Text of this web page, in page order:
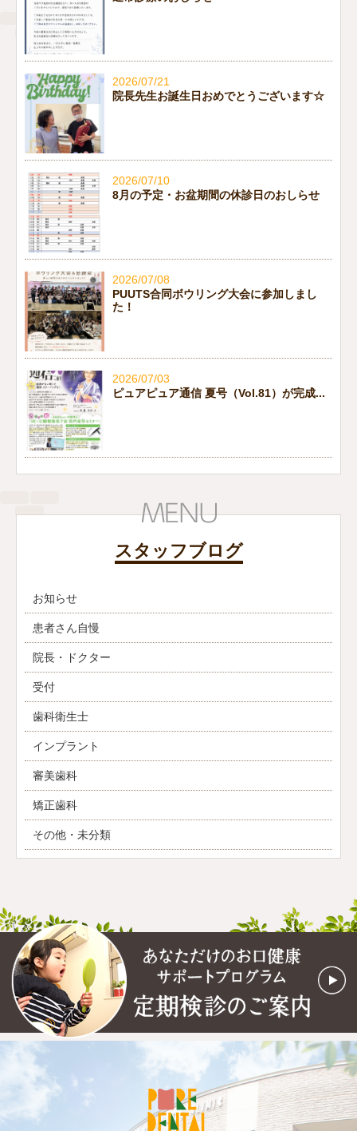
2026/07/21
院長先生お誕生日おめでとうございます☆
2026/07/10
8月の予定・お盆期間の休診日のおしらせ
2026/07/08
PUUTS合同ボウリング大会に参加しまし
た！
2026/07/03
ピュアピュア通信 夏号（Vol.81）が完成...
スタッフブログ
お知らせ
患者さん自慢
院長・ドクター
受付
歯科衛生士
インプラント
審美歯科
矯正歯科
その他・未分類